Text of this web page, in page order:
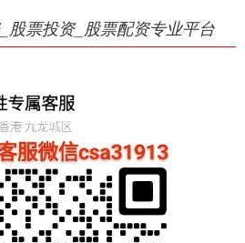
股票投资_股票配资专业平台